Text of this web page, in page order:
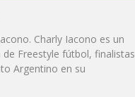
Charly Iacono es un
Freestyle fútbol, finalistas
Argentino en su